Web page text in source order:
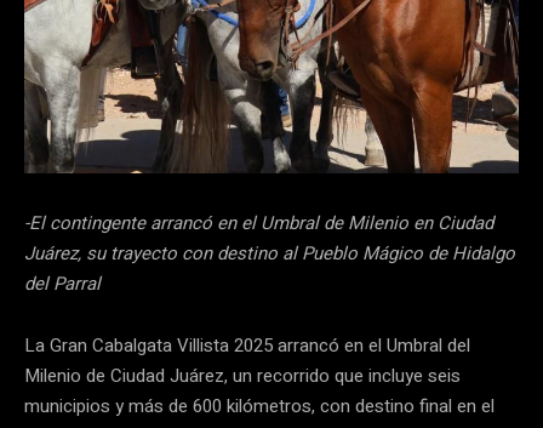
-El contingente arrancó en el Umbral de Milenio en Ciudad
Juárez, su trayecto con destino al Pueblo Mágico de Hidalgo
del Parral
La Gran Cabalgata Villista 2025 arrancó en el Umbral del
Milenio de Ciudad Juárez, un recorrido que incluye seis
municipios y más de 600 kilómetros, con destino final en el